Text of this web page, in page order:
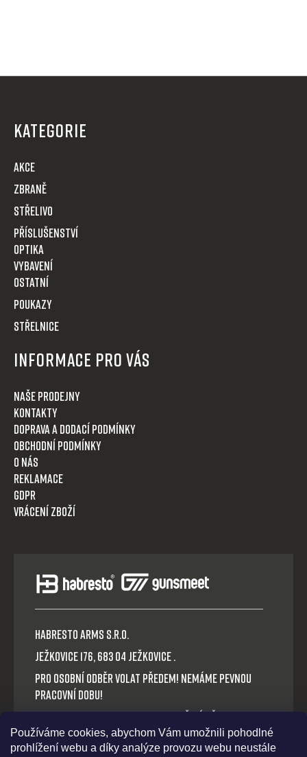
Používáme cookies, abychom Vám umožnili pohodlné
prohlížení webu a díky analýze provozu webu neustále
KATEGORIE
AKCE
Zbraně
Střelivo
Příslušenství
Optika
VYBAVENÍ
OSTATNÍ
POUKAZY
STŘELNICE
Informace pro Vás
Naše prodejny
Kontakty
Doprava a dodací podmínky
Obchodní podmínky
O nás
Reklamace
GDPR
Vrácení zboží
HABRESTO ARMS s.r.o.
Ježkovice 176, 683 04 Ježkovice .
Pro osobní odběr volat předem! Nemáme pevnou
pracovní dobu!
Platba v hotovosti nebo QR okamžitý převod.
Volejte: +420 721 030 614